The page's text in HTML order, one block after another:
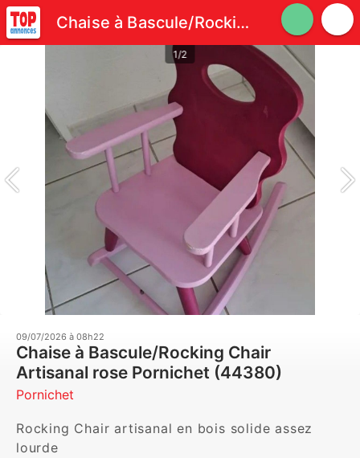
Chaise à Bascule/Rocking Chair Artisanal rose
1/2
09/07/2026 à 08h22
Chaise à Bascule/Rocking Chair
Artisanal rose Pornichet (44380)
Pornichet
Rocking Chair artisanal en bois solide assez
lourde